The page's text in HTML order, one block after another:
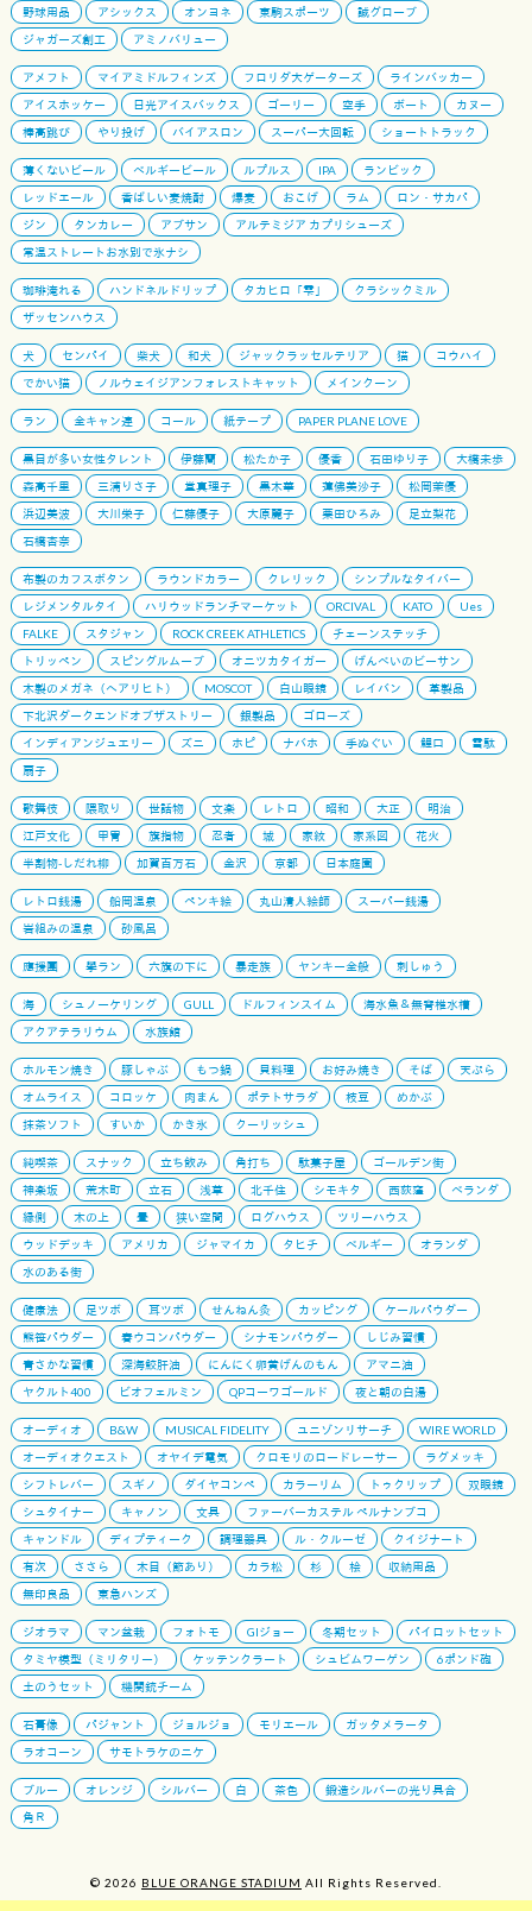
野球用品
アシックス オンヨネ 東駒スポーツ
誠グローブ
ジャガーズ創工
アミノバリュー
アメフト マイアミドルフィンズ フロリダ大ゲーターズ
ラインバッカー
アイスホッケー
日光アイスバックス ゴーリー 空手 ボート
カヌー
棒高跳び
やり投げ バイアスロン スーパー大回転 ショートトラック
薄くないビール ベルギービール ルプルス IPA
ランビック
レッドエール
香ばしい麦焼酎 爆麦 おこげ ラム
ロン・サカパ
ジン
タンカレー アブサン
アルテミジア カプリシューズ
常温ストレートお水別で氷ナシ
珈琲淹れる ハンドネルドリップ タカヒロ「雫」
クラシックミル
ザッセンハウス
犬 センパイ 柴犬 和犬 ジャックラッセルテリア 猫
コウハイ
でかい猫
ノルウェイジアンフォレストキャット メインクーン
ラン 全キャン連 コール 紙テープ PAPER PLANE LOVE
黒目が多い女性タレント 伊藤蘭 松たか子 優香 石田ゆり子
大橋未歩
森高千里
三浦りさ子 堂真理子 黒木華 蓮佛美沙子
松岡茉優
浜辺美波
大川栄子 仁藤優子 大原麗子 栗田ひろみ
足立梨花
石橋杏奈
布製のカフスボタン ラウンドカラー クレリック
シンプルなタイバー
レジメンタルタイ
ハリウッドランチマーケット ORCIVAL KATO
Ues
FALKE
スタジャン ROCK CREEK ATHLETICS
チェーンステッチ
トリッペン
スピングルムーブ オニツカタイガー
げんべいのビーサン
木製のメガネ（ヘアリヒト）
MOSCOT 白山眼鏡 レイバン
革製品
下北沢ダークエンドオブザストリー
銀製品
ゴローズ
インディアンジュエリー
ズニ ホピ ナバホ 手ぬぐい 鯉口
雪駄
扇子
歌舞伎 隈取り 世話物 文楽 レトロ 昭和 大正
明治
江戸文化
甲冑 旗指物 忍者 城 家紋 家系図
花火
半割物-しだれ柳
加賀百万石 金沢 京都 日本庭園
レトロ銭湯 船岡温泉 ペンキ絵 丸山清人絵師
スーパー銭湯
岩組みの温泉
砂風呂
應援團 學ラン 六旗の下に 暴走族 ヤンキー全般 刺しゅう
海 シュノーケリング GULL ドルフィンスイム
海水魚＆無脊椎水槽
アクアテラリウム
水族館
ホルモン焼き 豚しゃぶ もつ鍋 貝料理 お好み焼き そば
天ぷら
オムライス
コロッケ 肉まん ポテトサラダ 枝豆
めかぶ
抹茶ソフト
すいか かき氷 クーリッシュ
純喫茶 スナック 立ち飲み 角打ち 駄菓子屋
ゴールデン街
神楽坂
荒木町 立石 浅草 北千住 シモキタ 西荻窪
ベランダ
縁側
木の上 畳 狭い空間 ログハウス
ツリーハウス
ウッドデッキ
アメリカ ジャマイカ タヒチ ベルギー
オランダ
水のある街
健康法 足ツボ 耳ツボ せんねん灸 カッピング
ケールパウダー
熊笹パウダー
春ウコンパウダー シナモンパウダー
しじみ習慣
青さかな習慣
深海鮫肝油 にんにく卵黄げんのもん
アマニ油
ヤクルト400
ビオフェルミン QPコーワゴールド 夜と朝の白湯
オーディオ B&W MUSICAL FIDELITY ユニゾンリサーチ
WIRE WORLD
オーディオクエスト
オヤイデ電気 クロモリのロードレーサー
ラグメッキ
シフトレバー
スギノ ダイヤコンペ カラーリム トゥクリップ
双眼鏡
シュタイナー
キャノン 文具
ファーバーカステル ペルナンブコ
キャンドル
ディプティーク 調理器具 ル・クルーゼ
クイジナート
有次
ささら 木目（節あり） カラ松 杉 桧
収納用品
無印良品
東急ハンズ
ジオラマ マン盆栽 フォトモ GIジョー 冬期セット
パイロットセット
タミヤ模型（ミリタリー）
ケッテンクラート シュビムワーゲン
6ポンド砲
土のうセット
機関銃チーム
石膏像 パジャント ジョルジョ モリエール
ガッタメラータ
ラオコーン
サモトラケのニケ
ブルー オレンジ シルバー 白 茶色
鍛造シルバーの光り具合
角Ｒ
© 2026 BLUE ORANGE STADIUM All Rights Reserved.